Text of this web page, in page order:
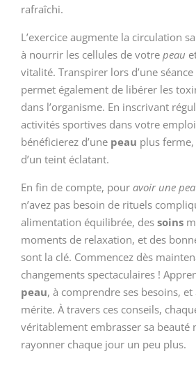
rafraîchi.
L’exercice augmente la circulation
à nourrir les cellules de votre peau
vitalité. Transpirer lors d’une
permet également de libérer les
dans l’organisme. En inscrivant
activités sportives dans votre
bénéficierez d’une peau plus
d’un teint éclatant.
En fin de compte, pour avoir une
n’avez pas besoin de rituels
alimentation équilibrée, des soins
moments de relaxation, et des
sont la clé. Commencez dès
changements spectaculaires !
peau, à comprendre ses besoins,
mérite. À travers ces conseils,
véritablement embrasser sa beauté
rayonner chaque jour un peu plus.